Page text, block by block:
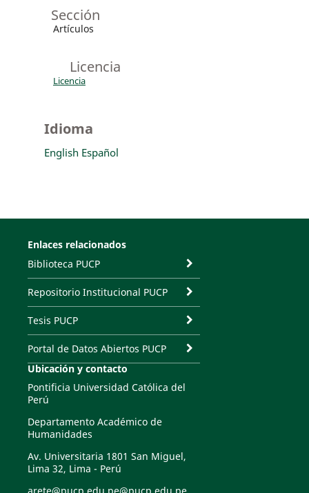
Sección
Artículos
Licencia
Licencia
Idioma
English Español
Enlaces relacionados
Biblioteca PUCP
Repositorio Institucional PUCP
Tesis PUCP
Portal de Datos Abiertos PUCP
Ubicación y contacto
Pontificia Universidad Católica del
Perú
Departamento Académico de
Humanidades
Av. Universitaria 1801 San Miguel,
Lima 32, Lima - Perú